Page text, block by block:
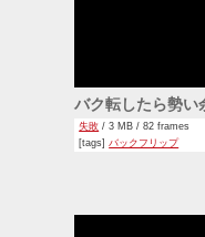
バク転したら勢い
失敗 / 3 MB / 82 frames
[tags] バックフリップ